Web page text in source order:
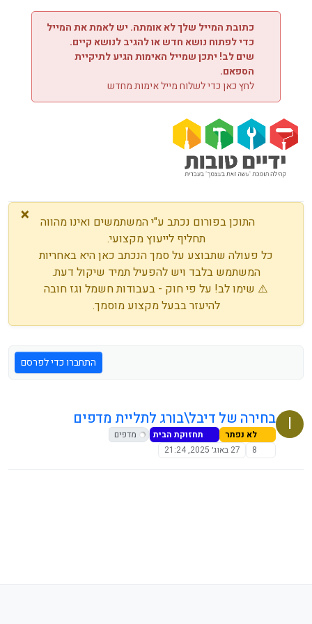
דילוג לתוכן
כתובת המייל שלך לא אומתה. יש לאמת את המייל
כדי לפתוח נושא חדש או להגיב לנושא קיים.
שים לב! יתכן שמייל האימות הגיע לתיקיית
הספאם.
לחץ כאן כדי לשלוח מייל אימות מחדש
×
התוכן בפורום נכתב ע"י המשתמשים ואינו מהווה
תחליף לייעוץ מקצועי.
כל פעולה שתבוצע על סמך הנכתב כאן היא באחריות
המשתמש בלבד ויש להפעיל תמיד שיקול דעת.
⚠️ שימו לב! על פי חוק - בעבודות חשמל וגז חובה
להיעזר בבעל מקצוע מוסמך.
התחברו כדי לפרסם
I בחירה של דיבל\בורג לתליית מדפים
לא נפתר תחזוקת הבית
מדפים
8
27 באוג׳ 2025, 21:24